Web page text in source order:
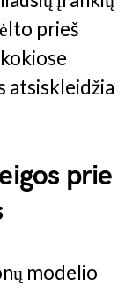
prieš
atsiskleidžia
prie
modelio